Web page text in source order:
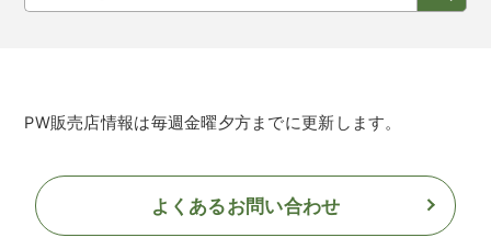
PW販売店情報は毎週金曜夕方までに更新します。
よくあるお問い合わせ